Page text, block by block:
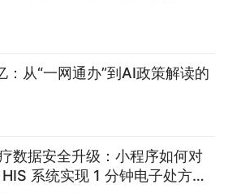
：从“一网通办”到AI政策解读的
数据安全升级：小程序如何对
系统实现 1 分钟电子处方开